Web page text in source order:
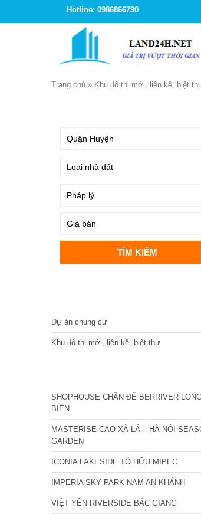
Hotline: 0986866790
Trang chủ » Khu đô thị mới, liền kề, biệt
Dự án chung cư
Khu đô thị mới, liền kề, biệt thự
SHOPHOUSE CHÂN ĐẾ BERRIVER
BIÊN
MASTERISE CAO XÀ LÁ – HÀ NỘI
GARDEN
ICONIA LAKESIDE TỐ HỮU MIPEC
IMPERIA SKY PARK NAM AN KHÁNH
VIỆT YÊN RIVERSIDE BẮC GIANG